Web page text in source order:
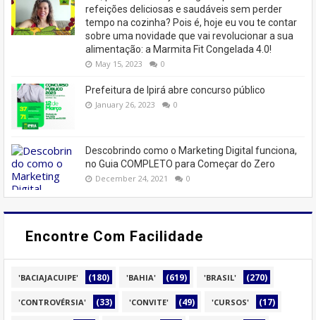
refeições deliciosas e saudáveis ​​sem perder
tempo na cozinha? Pois é, hoje eu vou te contar
sobre uma novidade que vai revolucionar a sua
alimentação: a Marmita Fit Congelada 4.0!
May 15, 2023 0
Prefeitura de Ipirá abre concurso público
January 26, 2023 0
Descobrindo como o Marketing Digital funciona,
no Guia COMPLETO para Começar do Zero
December 24, 2021 0
Encontre Com Facilidade
'BACIAJACUIPE' (180) 'BAHIA' (619) 'BRASIL' (270)
'CONTROVÉRSIA' (33) 'CONVITE' (49) 'CURSOS' (17)